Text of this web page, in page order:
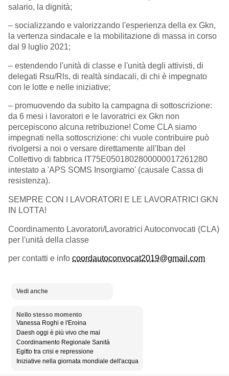
salario, la dignità;
– socializzando e valorizzando l'esperienza della ex Gkn,
la vertenza sindacale e la mobilitazione di massa in corso
dal 9 luglio 2021;
– estendendo l'unità di classe e l'unità degli attivisti, di
delegati Rsu/Rls, di realtà sindacali, di chi è impegnato
con le lotte e nelle iniziative;
– promuovendo da subito la campagna di sottoscrizione:
da 6 mesi i lavoratori e le lavoratrici ex Gkn non
percepiscono alcuna retribuzione! Come CLA siamo
impegnati nella sottoscrizione: chi vuole contribuire può
rivolgersi a noi o versare direttamente all'Iban del
Collettivo di fabbrica IT75E0501802800000017261280
intestato a 'APS SOMS Insorgiamo' (causale Cassa di
resistenza).
SEMPRE CON I LAVORATORI E LE LAVORATRICI GKN
IN LOTTA!
Coordinamento Lavoratori/Lavoratrici Autoconvocati (CLA)
per l'unità della classe
per contatti e info coordautoconvocat2019@gmail.com
Vedi anche
Nello stesso momento
Vanessa Roghi e l'Eroina
Daesh oggi è più vivo che mai
Coordinamento Regionale Sanità
Egitto tra crisi e repressione
Iniziative nella giornata mondiale dell'acqua